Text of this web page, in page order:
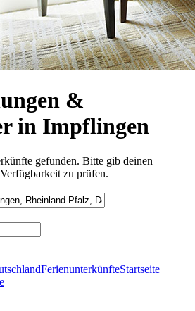
&
in Impflingen
gefunden. Bitte gib deinen
zu prüfen.
FerienunterkünfteStartseite